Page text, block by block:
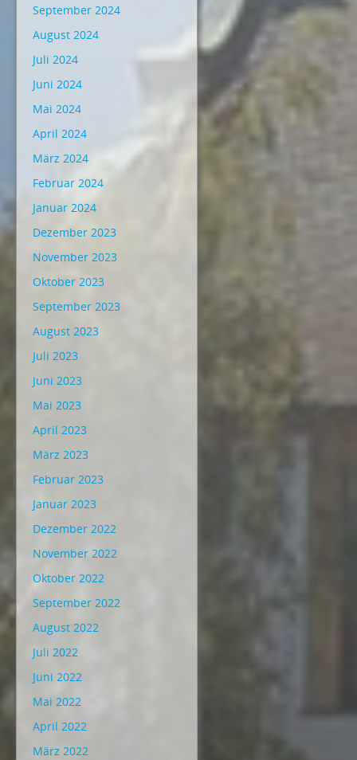
September 2024
August 2024
Juli 2024
Juni 2024
Mai 2024
April 2024
März 2024
Februar 2024
Januar 2024
Dezember 2023
November 2023
Oktober 2023
September 2023
August 2023
Juli 2023
Juni 2023
Mai 2023
April 2023
März 2023
Februar 2023
Januar 2023
Dezember 2022
November 2022
Oktober 2022
September 2022
August 2022
Juli 2022
Juni 2022
Mai 2022
April 2022
März 2022